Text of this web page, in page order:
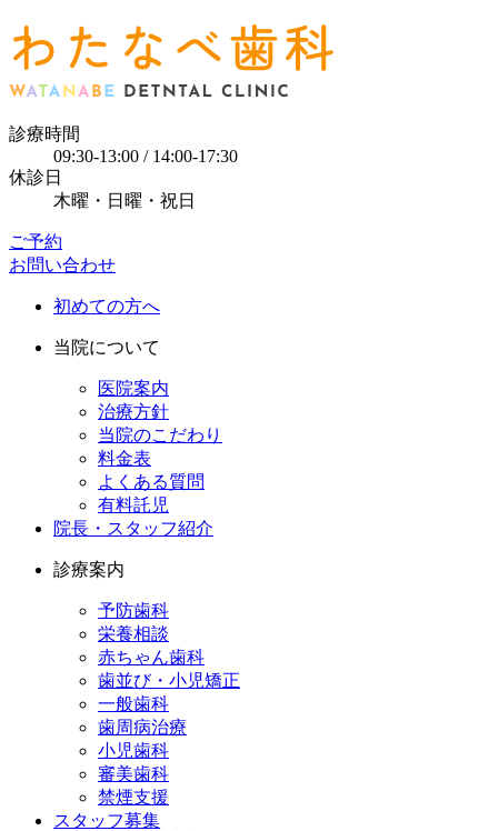
診療時間
09:30-13:00 / 14:00-17:30
休診日
木曜・日曜・祝日
ご予約
お問い合わせ
初めての方へ
当院について
医院案内
治療方針
当院のこだわり
料金表
よくある質問
有料託児
院長・スタッフ紹介
診療案内
予防歯科
栄養相談
赤ちゃん歯科
歯並び・小児矯正
一般歯科
歯周病治療
小児歯科
審美歯科
禁煙支援
スタッフ募集